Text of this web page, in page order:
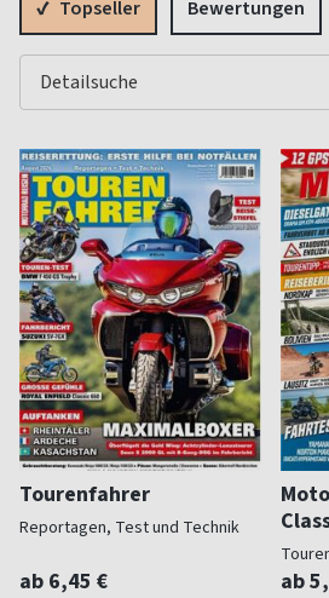
Topseller Bewertungen
Tourenfahrer
Reportagen, Test und Technik
ab 6,45 € ab